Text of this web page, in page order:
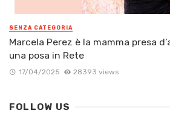
SENZA CATEGORIA
Marcela Perez è la mamma presa
una posa in Rete
17/04/2025 28393 views
FOLLOW US